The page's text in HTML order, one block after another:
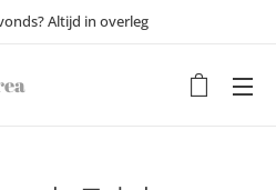
Altijd in overleg